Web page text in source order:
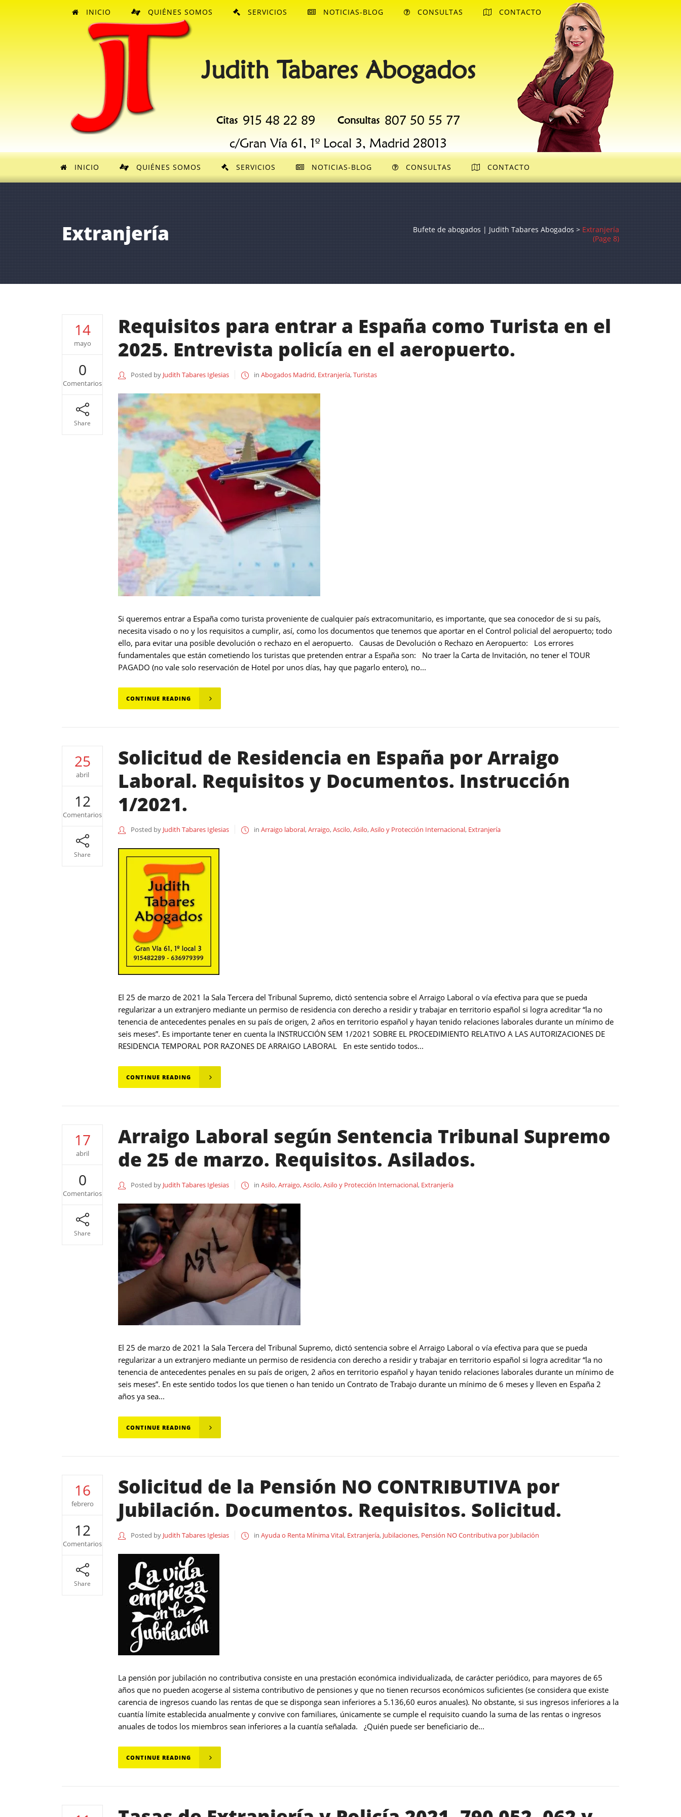
Judith Tabares Abogados
Citas 915 48 22 89 Consultas 807 50 55 77
c/Gran Vía 61, 1º Local 3, Madrid 28013
INICIO QUIÉNES SOMOS SERVICIOS NOTICIAS-BLOG CONSULTAS CONTACTO
INICIO QUIÉNES SOMOS SERVICIOS NOTICIAS-BLOG CONSULTAS CONTACTO
Extranjería Bufete de abogados | Judith Tabares Abogados>Extranjería
(Page 8)
14
mayo
0
Comentarios
Share
Requisitos para entrar a España como Turista en el
2025. Entrevista policía en el aeropuerto.
Posted by Judith Tabares Iglesias in Abogados Madrid, Extranjería,Turistas
Si queremos entrar a España como turista proveniente de cualquier país extracomunitario, es importante, que sea conocedor de si su país,
necesita visado o no y los requisitos a cumplir, así, como los documentos que tenemos que aportar en el Control policial del aeropuerto; todo
ello, para evitar una posible devolución o rechazo en el aeropuerto. Causas de Devolución o Rechazo en Aeropuerto: Los errores
fundamentales que están cometiendo los turistas que pretenden entrar a España son: No traer la Carta de Invitación, no tener el TOUR
PAGADO (no vale solo reservación de Hotel por unos días, hay que pagarlo entero), no...
CONTINUE READING
25
abril
12
Comentarios
Share
Solicitud de Residencia en España por Arraigo
Laboral. Requisitos y Documentos. Instrucción
1/2021.
Posted by Judith Tabares Iglesias in Arraigo laboral,Arraigo,Ascilo,Asilo,Asilo y Protección Internacional, Extranjería
El 25 de marzo de 2021 la Sala Tercera del Tribunal Supremo, dictó sentencia sobre el Arraigo Laboral o vía efectiva para que se pueda
regularizar a un extranjero mediante un permiso de residencia con derecho a residir y trabajar en territorio español si logra acreditar “la no
tenencia de antecedentes penales en su país de origen, 2 años en territorio español y hayan tenido relaciones laborales durante un mínimo de
seis meses”. Es importante tener en cuenta la INSTRUCCIÓN SEM 1/2021 SOBRE EL PROCEDIMIENTO RELATIVO A LAS AUTORIZACIONES DE
RESIDENCIA TEMPORAL POR RAZONES DE ARRAIGO LABORAL En este sentido todos...
CONTINUE READING
17
abril
0
Comentarios
Share
Arraigo Laboral según Sentencia Tribunal Supremo
de 25 de marzo. Requisitos. Asilados.
Posted by Judith Tabares Iglesias in Asilo,Arraigo,Ascilo,Asilo y Protección Internacional, Extranjería
El 25 de marzo de 2021 la Sala Tercera del Tribunal Supremo, dictó sentencia sobre el Arraigo Laboral o vía efectiva para que se pueda
regularizar a un extranjero mediante un permiso de residencia con derecho a residir y trabajar en territorio español si logra acreditar “la no
tenencia de antecedentes penales en su país de origen, 2 años en territorio español y hayan tenido relaciones laborales durante un mínimo de
seis meses”. En este sentido todos los que tienen o han tenido un Contrato de Trabajo durante un mínimo de 6 meses y lleven en España 2
años ya sea...
CONTINUE READING
16
febrero
12
Comentarios
Share
Solicitud de la Pensión NO CONTRIBUTIVA por
Jubilación. Documentos. Requisitos. Solicitud.
Posted by Judith Tabares Iglesias in Ayuda o Renta Mínima Vital, Extranjería, Jubilaciones, Pensión NO Contributiva por Jubilación
La pensión por jubilación no contributiva consiste en una prestación económica individualizada, de carácter periódico, para mayores de 65
años que no pueden acogerse al sistema contributivo de pensiones y que no tienen recursos económicos suficientes (se considera que existe
carencia de ingresos cuando las rentas de que se disponga sean inferiores a 5.136,60 euros anuales). No obstante, si sus ingresos inferiores a la
cuantía límite establecida anualmente y convive con familiares, únicamente se cumple el requisito cuando la suma de las rentas o ingresos
anuales de todos los miembros sean inferiores a la cuantía señalada. ¿Quién puede ser beneficiario de...
CONTINUE READING